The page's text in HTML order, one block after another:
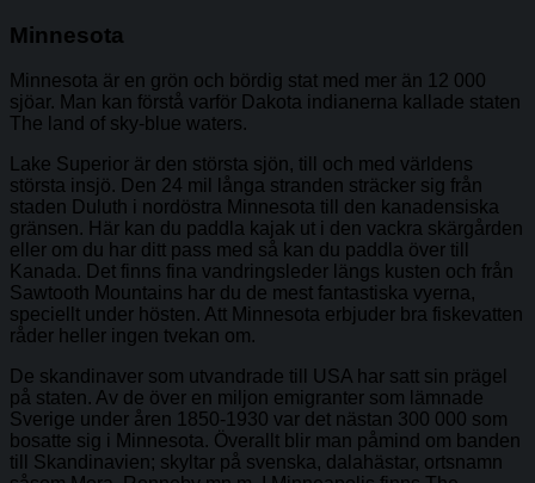
Minnesota
Minnesota är en grön och bördig stat med mer än 12 000
sjöar. Man kan förstå varför Dakota indianerna kallade staten
The land of sky-blue waters.
Lake Superior är den största sjön, till och med världens
största insjö. Den 24 mil långa stranden sträcker sig från
staden Duluth i nordöstra Minnesota till den kanadensiska
gränsen. Här kan du paddla kajak ut i den vackra skärgården
eller om du har ditt pass med så kan du paddla över till
Kanada. Det finns fina vandringsleder längs kusten och från
Sawtooth Mountains har du de mest fantastiska vyerna,
speciellt under hösten. Att Minnesota erbjuder bra fiskevatten
råder heller ingen tvekan om.
De skandinaver som utvandrade till USA har satt sin prägel
på staten. Av de över en miljon emigranter som lämnade
Sverige under åren 1850-1930 var det nästan 300 000 som
bosatte sig i Minnesota. Överallt blir man påmind om banden
till Skandinavien; skyltar på svenska, dalahästar, ortsnamn